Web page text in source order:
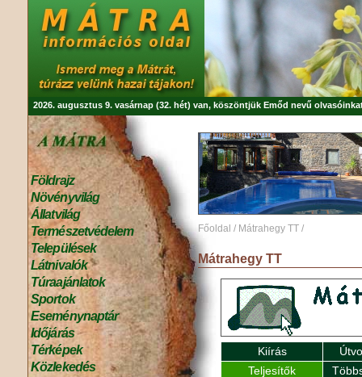
2026. augusztus 9. vasárnap (32. hét) van, köszöntjük Emőd nevű
Földrajz
Növényvilág
Állatvilág
Természetvédelem
Települések
Látnivalók
Túraajánlatok
Sportok
Eseménynaptár
Időjárás
Térképek
Közlekedés
Főoldal / Mátrahegy TT /
Mátrahegy TT
Kiírás
Teljesítők